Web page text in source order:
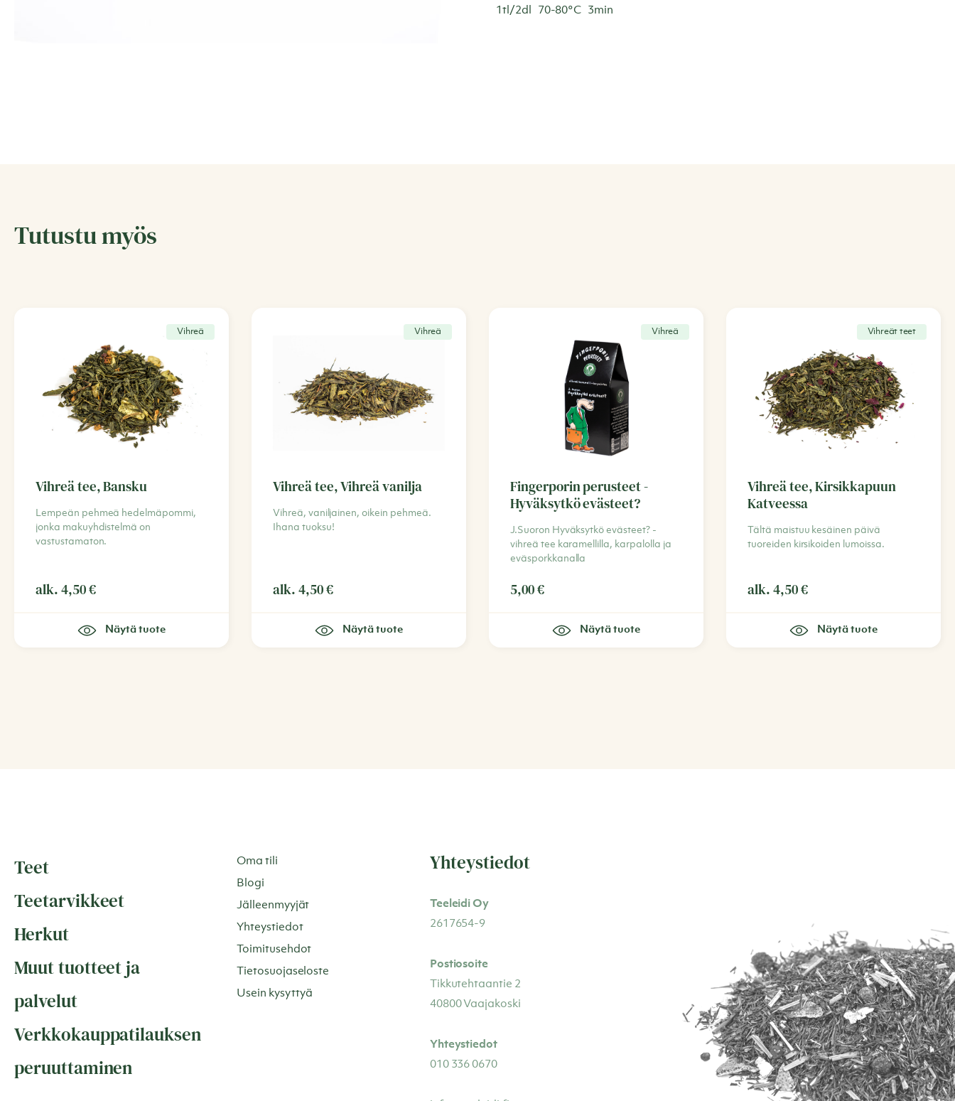
1tl/2dl 70-80°C 3min
Tutustu myös
Vihreä
Vihreä tee, Bansku
Lempeän pehmeä hedelmäpommi,
jonka makuyhdistelmä on
vastustamaton.
alk. 4,50€
Näytä tuote
Vihreä
Vihreä tee, Vihreä vanilja
Vihreä, vaniljainen, oikein pehmeä.
Ihana tuoksu!
alk. 4,50€
Näytä tuote
Vihreä
Fingerporin perusteet -
Hyväksytkö evästeet?
J.Suoron Hyväksytkö evästeet? -
vihreä tee karamellilla, karpalolla ja
eväsporkkanalla
5,00€
Näytä tuote
Vihreät teet
Vihreä tee, Kirsikkapuun
Katveessa
Tältä maistuu kesäinen päivä
tuoreiden kirsikoiden lumoissa.
alk. 4,50€
Näytä tuote
Teet
Teetarvikkeet
Herkut
Muut tuotteet ja
palvelut
Verkkokauppatilauksen
peruuttaminen
Oma tili
Blogi
Jälleenmyyjät
Yhteystiedot
Toimitusehdot
Tietosuojaseloste
Usein kysyttyä
Yhteystiedot
Teeleidi Oy
2617654-9
Postiosoite
Tikkutehtaantie 2
40800 Vaajakoski
Yhteystiedot
010 336 0670